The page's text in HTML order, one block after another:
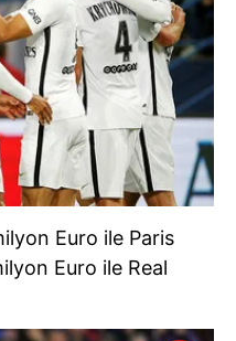
Euro ile Paris
Euro ile Real